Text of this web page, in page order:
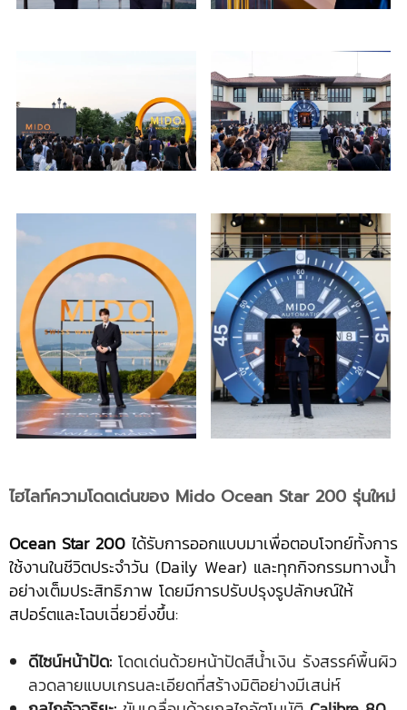
ไฮไลท์ความโดดเด่นของ Mido Ocean Star 200 รุ่นใหม่
Ocean Star 200 ได้รับการออกแบบมาเพื่อตอบโจทย์ทั้งการ
ใช้งานในชีวิตประจำวัน (Daily Wear) และทุกกิจกรรมทางน้ำ
อย่างเต็มประสิทธิภาพ โดยมีการปรับปรุงรูปลักษณ์ให้
สปอร์ตและโฉบเฉี่ยวยิ่งขึ้น:
ดีไซน์หน้าปัด: โดดเด่นด้วยหน้าปัดสีน้ำเงิน รังสรรค์พื้นผิว
ลวดลายแบบเกรนละเอียดที่สร้างมิติอย่างมีเสน่ห์